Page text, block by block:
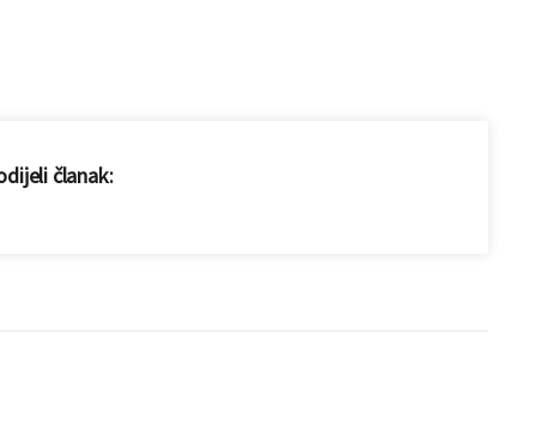
članak: